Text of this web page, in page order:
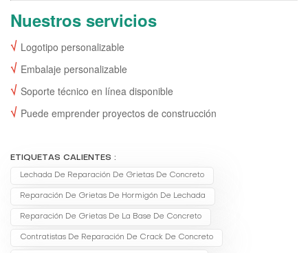
Nuestros servicios
√ Logotipo personalizable
√ Embalaje personalizable
√ Soporte técnico en línea disponible
√ Puede emprender proyectos de construcción
ETIQUETAS CALIENTES :
Lechada De Reparación De Grietas De Concreto
Reparación De Grietas De Hormigón De Lechada
Reparación De Grietas De La Base De Concreto
Contratistas De Reparación De Crack De Concreto